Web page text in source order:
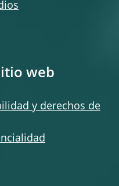
web
y derechos de